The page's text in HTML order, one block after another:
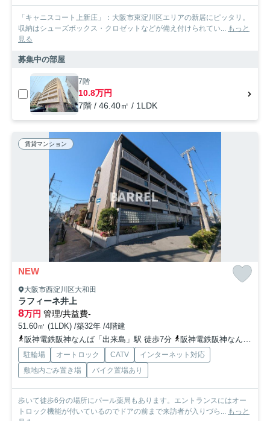
「キャニスコート上新庄」：大阪市東淀川区エリアの新居にピッタリ。
収納はシューズボックス・クロゼットなどが備え付けられてい... もっと
見る
募集中の部屋
7階
10.8万円
7階 / 46.40㎡ / 1LDK
賃貸マンション
NEW
大阪市西淀川区大和田
ラフィーネ井上
8万円 管理/共益費-
51.60㎡ (1LDK) /築32年 /4階建
阪神電鉄阪神なんば「出来島」駅 徒歩7分
阪神電鉄阪神なんば「福」駅 徒歩7分
駐輪場 オートロック CATV
インターネット対応
敷地内ごみ置き場
バイク置場あり
歩いて徒歩6分の場所にパール薬局もあります。エントランスにはオー
トロック機能が付いているのでドアの前まで来訪者が入りづら... もっと